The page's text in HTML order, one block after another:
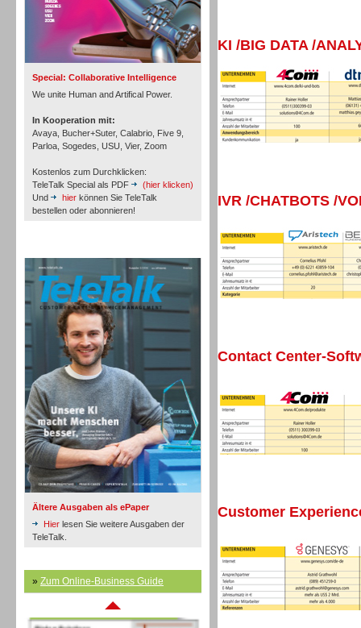
Special: Collaborative Intelligence
We unite Human and Artifical Power.
In Kooperation mit:
Avaya, Bucher+Suter, Calabrio, Five 9,
Parloa, Sogedes, USU, Vier, Zoom
Kostenlos zum Durchklicken:
TeleTalk Special als PDF
(hier klicken)
Und
hier können Sie TeleTalk
bestellen oder abonnieren!
Ältere Ausgaben als ePaper
Hier lesen Sie weitere Ausgaben der
TeleTalk.
» Zum Online-Business Guide
Inbound
Inbound
Inbound
KI /BIG DATA /
IVR /CHATBOTS /
Contact Center-
Customer